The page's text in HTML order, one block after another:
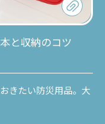
と収納のコツ
きたい防災用品。大